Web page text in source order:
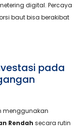
digital. Percaya
baut bisa berakibat
pada
menggunakan
Rendah secara rutin